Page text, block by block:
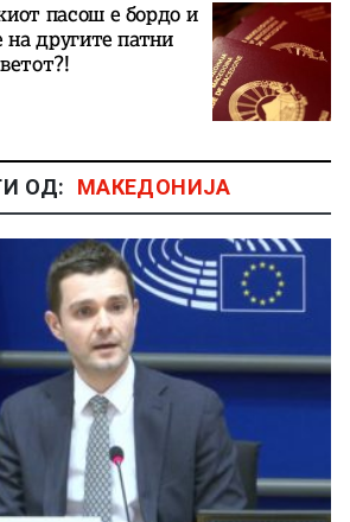
пасош е бордо и
другите патни
ОД: МАКЕДОНИЈА